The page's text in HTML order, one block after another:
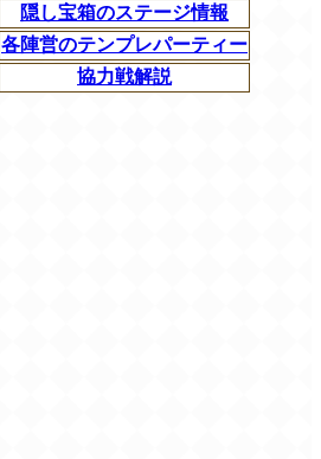
隠し宝箱のステージ情報
各陣営のテンプレパーティー
協力戦解説